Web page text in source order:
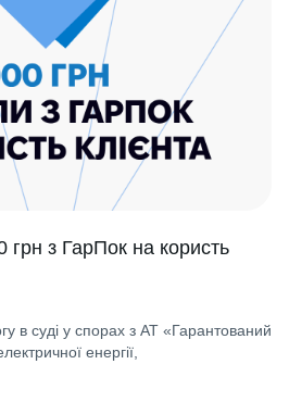
грн з ГарПок на користь
в суді у спорах з АТ «Гарантований
енергії,